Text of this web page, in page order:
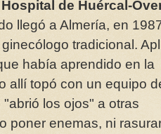
Hospital de Huércal-
llegó a Almería, en
tradicional.
había aprendido en la
allí topó con un equipo
los ojos" a otras
poner enemas, ni